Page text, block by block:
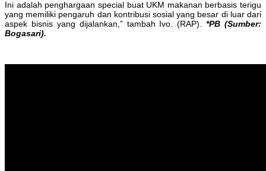
Ini adalah penghargaan special buat UKM makanan berbasis terigu
yang memiliki pengaruh dan kontribusi sosial yang besar di luar dari
aspek bisnis yang dijalankan,” tambah Ivo. (RAP).*PB (Sumber:
Bogasari).